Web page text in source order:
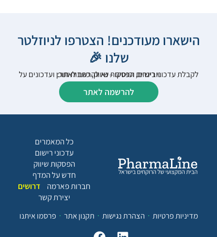
הישארו מעודכנים! הצטרפו לניוזלטר
שלנו 🎉
לקבלת עדכוני רישום, הפסקות שיווק, כתבות תוכן ועדכונים על וובינרים וכנסים – נא להרשם לאתר:
להרשמה לאתר
כל המאמרים
עדכוני רישום
הפסקות שיווק
חדש על המדף
חברות פארמה
דרושים
יצירת קשר
מדיניות פרטיות
הצהרת נגישות תקנון אתר פרסמו איתנו